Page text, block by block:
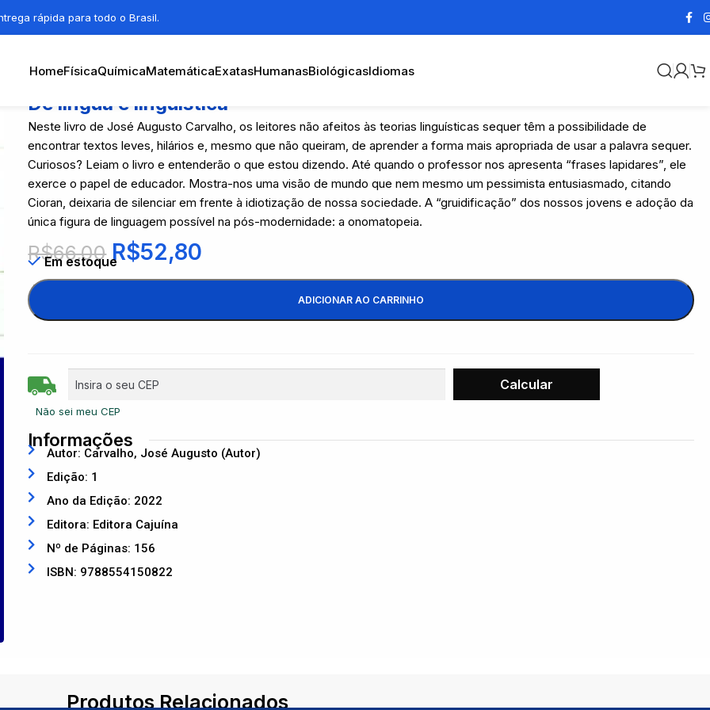
rápida para todo o Brasil.
HomeFísicaQuímicaMatemáticaExatasHumanasBiológicasIdiomas
De língua e linguística
Neste livro de José Augusto Carvalho, os leitores não afeitos às teorias linguísticas sequer têm a possibilidade de
encontrar textos leves, hilários e, mesmo que não queiram, de aprender a forma mais apropriada de usar a palavra sequer.
Curiosos? Leiam o livro e entenderão o que estou dizendo. Até quando o professor nos apresenta “frases lapidares”, ele
exerce o papel de educador. Mostra-nos uma visão de mundo que nem mesmo um pessimista entusiasmado, citando
Cioran, deixaria de silenciar em frente à idiotização de nossa sociedade. A “gruidificação” dos nossos jovens e adoção da
única figura de linguagem possível na pós-modernidade: a onomatopeia.
R$66,00 R$52,80
Em estoque
ADICIONAR AO CARRINHO
Não sei meu CEP
Informações
Autor: Carvalho, José Augusto (Autor)
Edição: 1
Ano da Edição: 2022
Editora: Editora Cajuína
Nº de Páginas: 156
ISBN: 9788554150822
Produtos Relacionados